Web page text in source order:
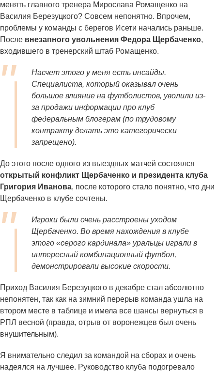
менять главного тренера Мирослава Ромащенко на
Василия Березуцкого? Совсем непонятно. Впрочем,
проблемы у команды с берегов Исети начались раньше.
После внезапного увольнения Федора Щербаченко,
входившего в тренерский штаб Ромащенко.
Насчет этого у меня есть инсайды.
Специалиста, который оказывал очень
большое влияние на футболистов, уволили из-
за продажи информации про клуб
федеральным блогерам (по трудовому
контракту делать это категорически
запрещено).
До этого после одного из выездных матчей состоялся
открытый конфликт Щербаченко и президента клуба
Григория Иванова, после которого стало понятно, что дни
Щербаченко в клубе сочтены.
Игроки были очень расстроены уходом
Щербаченко. Во время нахождения в клубе
этого «серого кардинала» уральцы играли в
интересный комбинационный футбол,
демонстрировали высокие скорости.
Приход Василия Березуцкого в декабре стал абсолютно
непонятен, так как на зимний перерыв команда ушла на
втором месте в таблице и имела все шансы вернуться в
РПЛ весной (правда, отрыв от воронежцев был очень
внушительным).
Я внимательно следил за командой на сборах и очень
надеялся на лучшее. Руководство клуба подогревало